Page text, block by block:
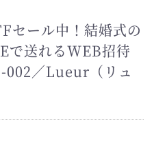
セール中！結婚式の
で送れるWEB招待
002／Lueur（リュ